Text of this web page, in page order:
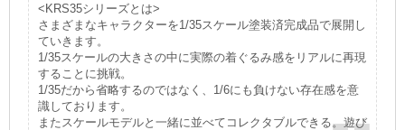
<KRS35シリーズとは>
さまざまなキャラクターを1/35スケール塗装済完成品で展開し
ていきます。
1/35スケールの大きさの中に実際の着ぐるみ感をリアルに再現
することに挑戦。
1/35だから省略するのではなく、1/6にも負けない存在感を意
識しております。
またスケールモデルと一緒に並べてコレクタブルできる。遊び